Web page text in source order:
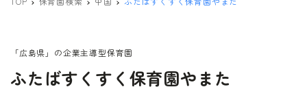
「広島県」の企業主導型保育園
ふたばすくすく保育園やまた